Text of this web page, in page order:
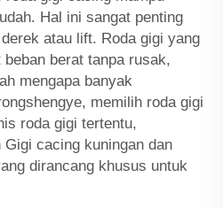
Hal ini sangat penting
atau lift. Roda gigi yang
berat tanpa rusak,
mengapa banyak
memilih roda gigi
roda gigi tertentu,
Gigi cacing kuningan dan
dirancang khusus untuk